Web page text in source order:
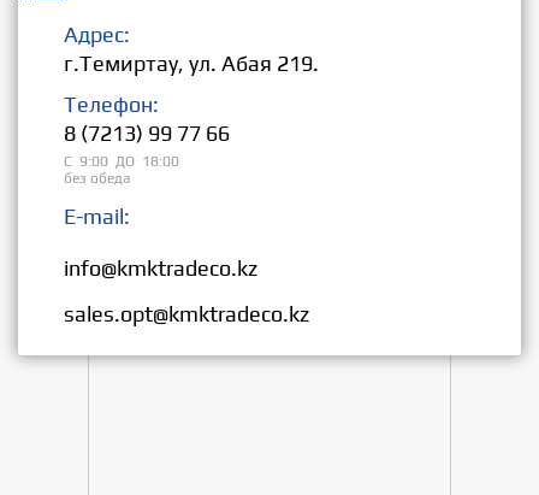
Адрес:
г.Темиртау, ул. Абая 219.
Телефон:
8 (7213) 99 77 66
С 9:00 ДО 18:00
без обеда
E-mail:
info@kmktradeco.kz
sales.opt@kmktradeco.kz